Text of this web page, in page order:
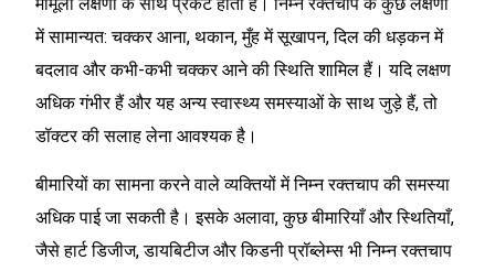
में सामान्यत: चक्कर आना, थकान, मुँह में सूखापन, दिल की धड़कन में
बदलाव और कभी-कभी चक्कर आने की स्थिति शामिल हैं। यदि लक्षण
अधिक गंभीर हैं और यह अन्य स्वास्थ्य समस्याओं के साथ जुड़े हैं, तो
डॉक्टर की सलाह लेना आवश्यक है।
बीमारियों का सामना करने वाले व्यक्तियों में निम्न रक्तचाप की समस्या
अधिक पाई जा सकती है। इसके अलावा, कुछ बीमारियाँ और स्थितियाँ,
जैसे हार्ट डिजीज, डायबिटीज और किडनी प्रॉब्लेम्स भी निम्न रक्तचाप